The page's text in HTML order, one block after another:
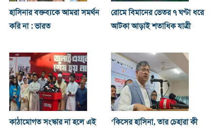
হাসিনার বক্তব্যকে আমরা সমর্থন
করি না : ভারত
রোমে বিমানের ভেতর ৭ ঘণ্টা ধরে
আটকা আড়াই শতাধিক যাত্রী
কাঠামোগত সংস্কার না হলে এই
‘কিসের হাসিনা, তার চেহারা কী